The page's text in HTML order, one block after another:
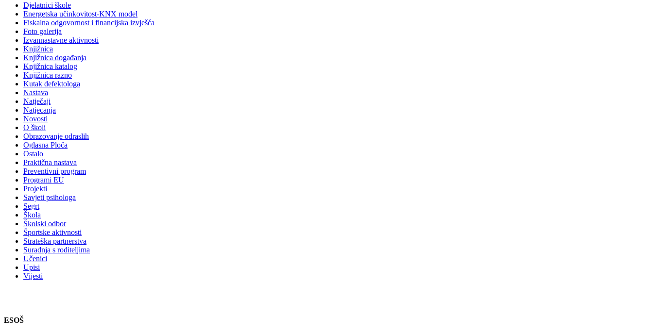
Djelatnici škole
Energetska učinkovitost-KNX model
Fiskalna odgovornost i financijska izvješća
Foto galerija
Izvannastavne aktivnosti
Knjižnica
Knjižnica događanja
Knjižnica katalog
Knjižnica razno
Kutak defektologa
Nastava
Natječaji
Natjecanja
Novosti
O školi
Obrazovanje odraslih
Oglasna Ploča
Ostalo
Praktična nastava
Preventivni program
Programi EU
Projekti
Savjeti psihologa
Segrt
Škola
Školski odbor
Športske aktivnosti
Strateška partnerstva
Suradnja s roditeljima
Učenici
Upisi
Vijesti
ESOŠ